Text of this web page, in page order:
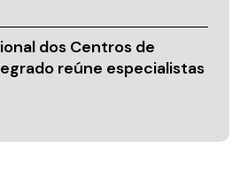
dos Centros de
reúne especialistas